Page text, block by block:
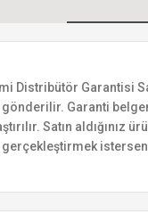
Distribütör Garantisi
Garanti
Satın